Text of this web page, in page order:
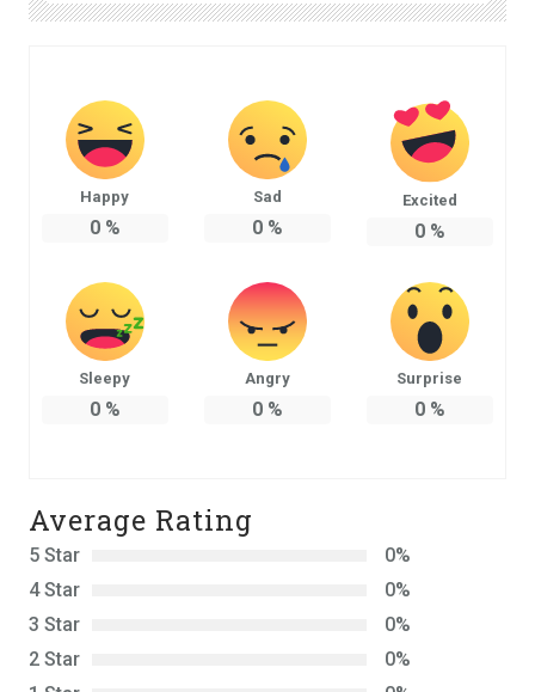
Happy
0%
Sad
0%
Excited
0%
Sleepy
0%
Angry
0%
Surprise
0%
Average Rating
5 Star
0%
4 Star
0%
3 Star
0%
2 Star
0%